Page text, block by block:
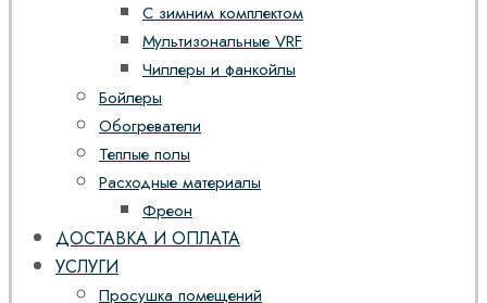
С зимним комплектом
Мультизональные VRF
Чиллеры и фанкойлы
Бойлеры
Обогреватели
Теплые полы
Расходные материалы
Фреон
ДОСТАВКА И ОПЛАТА
УСЛУГИ
Просушка помещений